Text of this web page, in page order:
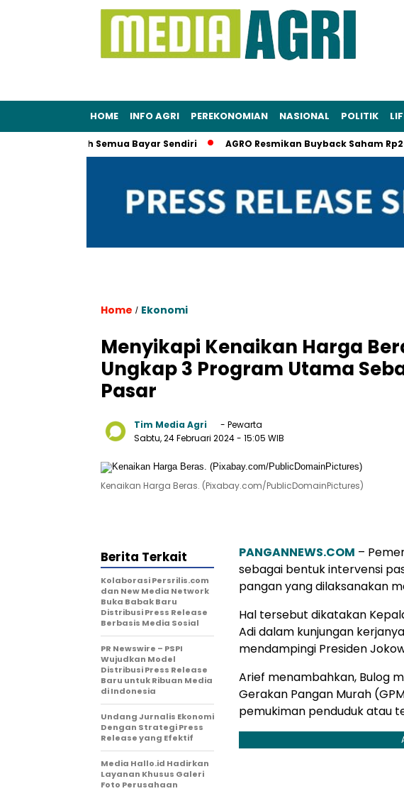
HOME INFO AGRI PEREKONOMIAN NASIONAL POLITIK
Sumpah Semua Bayar Sendiri AGRO Resmikan Buyback Saham Rp20
Home / Ekonomi
Menyikapi Kenaikan Harga
Ungkap 3 Program Utama
Pasar
Tim Media Agri
- Pewarta
Sabtu, 24 Februari 2024- 15:05 WIB
Kenaikan Harga Beras. (Pixabay.com/PublicDomainPictures)
PANGANNEWS.COM –
sebagai bentuk intervensi
pangan yang dilaksanakan
Hal tersebut dikatakan
Adi dalam kunjungan
mendampingi Presiden
Arief menambahkan, Bulog
Gerakan Pangan Murah
pemukiman penduduk atau
Berita Terkait
Kolaborasi Persrilis.com
dan New Media Network
Buka Babak Baru
Distribusi Press Release
Berbasis Media Sosial
PR Newswire – PSPI
Wujudkan Model
Distribusi Press Release
Baru untuk Ribuan Media
di Indonesia
Undang Jurnalis Ekonomi
Dengan Strategi Press
Release yang Efektif
Media Hallo.id Hadirkan
Layanan Khusus Galeri
Foto Perusahaan